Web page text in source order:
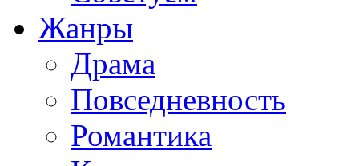
Жанры
Драма
Повседневность
Романтика